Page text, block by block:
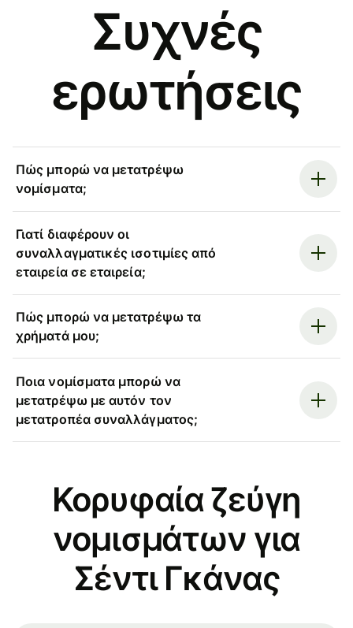
Συχνές
ερωτήσεις
Πώς μπορώ να μετατρέψω
νομίσματα;
Γιατί διαφέρουν οι
συναλλαγματικές ισοτιμίες από
εταιρεία σε εταιρεία;
Πώς μπορώ να μετατρέψω τα
χρήματά μου;
Ποια νομίσματα μπορώ να
μετατρέψω με αυτόν τον
μετατροπέα συναλλάγματος;
Κορυφαία ζεύγη
νομισμάτων για
Σέντι Γκάνας